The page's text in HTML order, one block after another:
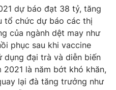
nếu không có sự chấp
VTV.vn khi phát hành lại
dự báo đạt 38 tỷ, tăng
tổ chức dự báo các thị
của ngành dệt may như
phục sau khi vaccine
dụng đại trà và diễn biến
là năm bớt khó khăn,
lại đà tăng trưởng như